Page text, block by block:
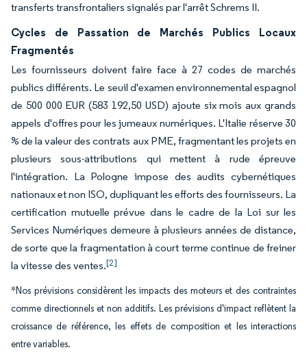
transferts transfrontaliers signalés par l'arrêt Schrems II.
Cycles de Passation de Marchés Publics Locaux
Fragmentés
Les fournisseurs doivent faire face à 27 codes de marchés
publics différents. Le seuil d'examen environnemental espagnol
de 500 000 EUR (583 192,50 USD) ajoute six mois aux grands
appels d'offres pour les jumeaux numériques. L'Italie réserve 30
% de la valeur des contrats aux PME, fragmentant les projets en
plusieurs sous-attributions qui mettent à rude épreuve
l'intégration. La Pologne impose des audits cybernétiques
nationaux et non ISO, dupliquant les efforts des fournisseurs. La
certification mutuelle prévue dans le cadre de la Loi sur les
Services Numériques demeure à plusieurs années de distance,
de sorte que la fragmentation à court terme continue de freiner
la vitesse des ventes.[2]
*Nos prévisions considèrent les impacts des moteurs et des contraintes
comme directionnels et non additifs. Les prévisions d'impact reflètent la
croissance de référence, les effets de composition et les interactions
entre variables.